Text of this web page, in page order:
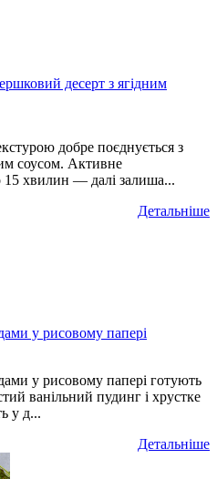
десерт з ягідним
добре поєднується з
соусом. Активне
15 хвилин — далі залиша...
Детальніше
у рисовому папері
у рисовому папері готують
ванільний пудинг і хрустке
у д...
Детальніше